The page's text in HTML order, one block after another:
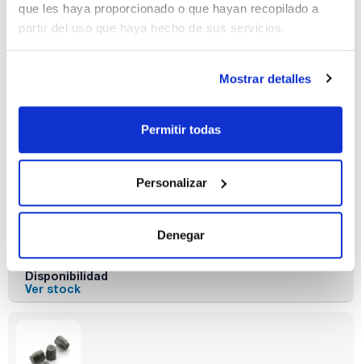
que les haya proporcionado o que hayan recopilado a
partir del uso que haya hecho de sus servicios.
Mostrar detalles
Permitir todas
Personalizar
Denegar
GC-MS (Starter
Kit A)
Diámetro
interno columna
10
Envase
Disponibilidad
Ver stock